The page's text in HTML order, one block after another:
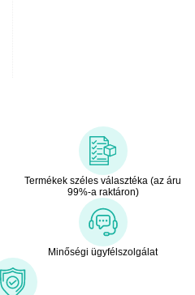
Termékek széles választéka (az áru
99%-a raktáron)
Minőségi ügyfélszolgálat